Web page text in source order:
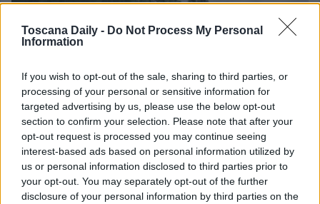
Toscana Daily - Do Not Process My Personal
Information
If you wish to opt-out of the sale, sharing to third parties, or
processing of your personal or sensitive information for
targeted advertising by us, please use the below opt-out
section to confirm your selection. Please note that after your
opt-out request is processed you may continue seeing
interest-based ads based on personal information utilized by
us or personal information disclosed to third parties prior to
your opt-out. You may separately opt-out of the further
disclosure of your personal information by third parties on the
CULTURA